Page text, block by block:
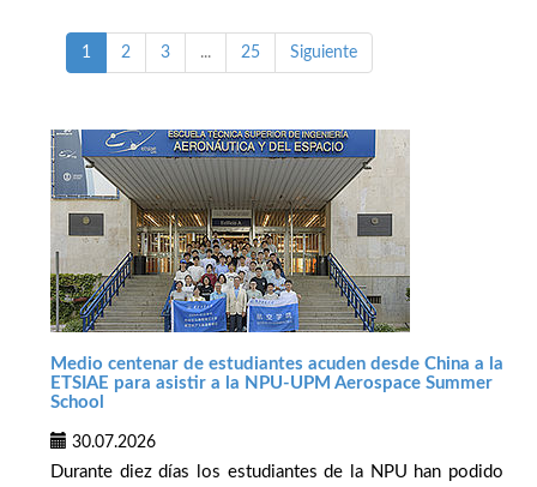
1 2 3 ... 25 Siguiente
Medio centenar de estudiantes acuden desde China a la
ETSIAE para asistir a la NPU-UPM Aerospace Summer
School
30.07.2026
Durante diez días los estudiantes de la NPU han podido